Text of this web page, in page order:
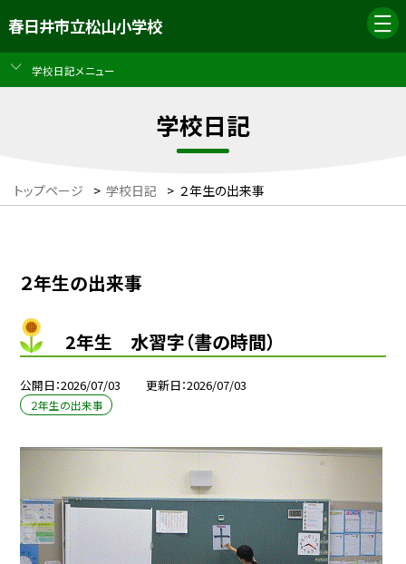
春日井市立松山小学校
学校日記メニュー
学校日記
トップページ > 学校日記 > ２年生の出来事
２年生の出来事
2年生 水習字（書の時間）
公開日 2026/07/03 更新日 2026/07/03
２年生の出来事